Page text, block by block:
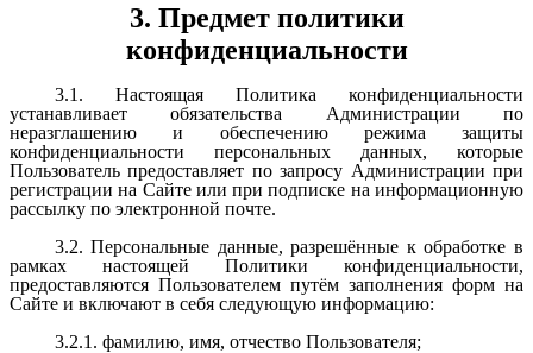
3. Предмет политики
конфиденциальности
3.1. Настоящая Политика конфиденциальности
устанавливает обязательства Администрации по
неразглашению и обеспечению режима защиты
конфиденциальности персональных данных, которые
Пользователь предоставляет по запросу Администрации при
регистрации на Сайте или при подписке на информационную
рассылку по электронной почте.
3.2. Персональные данные, разрешённые к обработке в
рамках настоящей Политики конфиденциальности,
предоставляются Пользователем путём заполнения форм на
Сайте и включают в себя следующую информацию:
3.2.1. фамилию, имя, отчество Пользователя;